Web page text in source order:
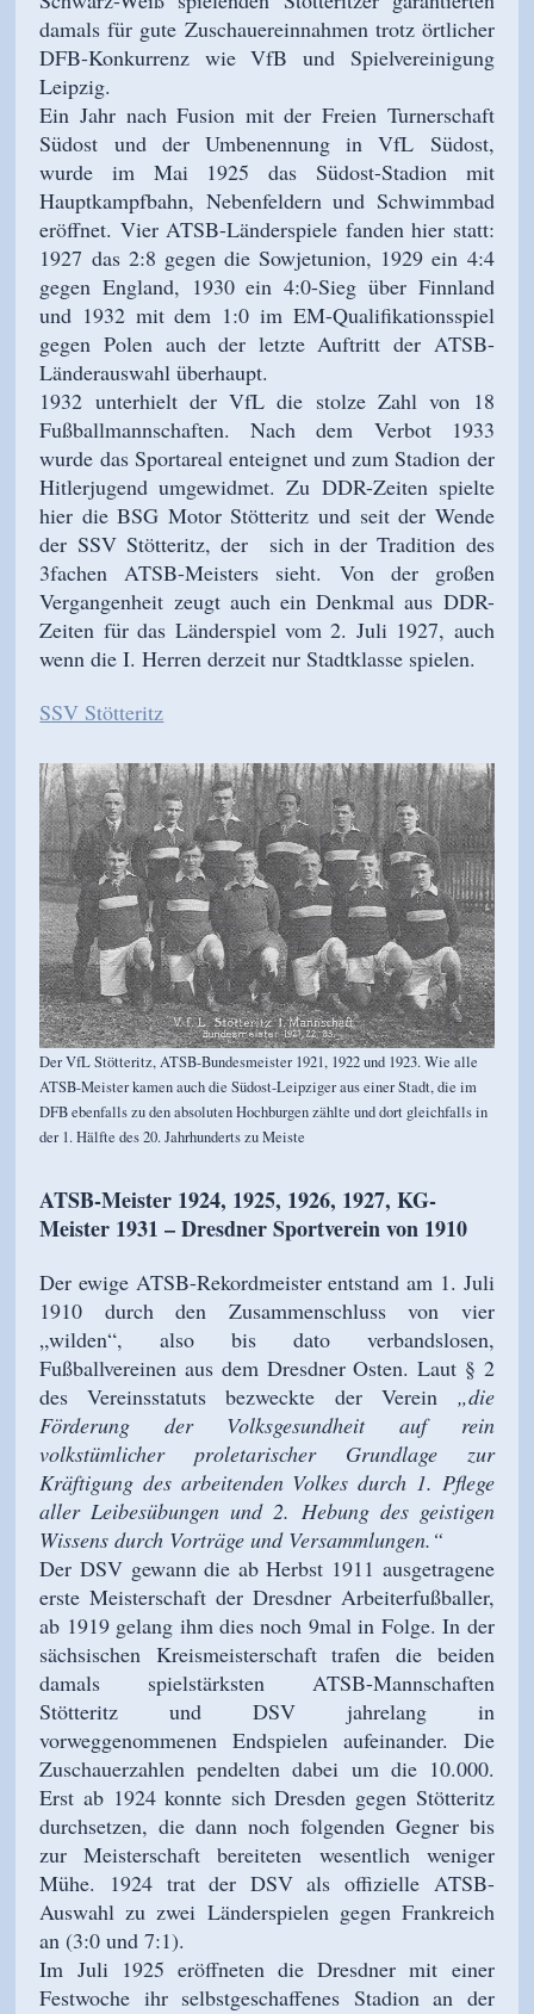
damals für gute Zuschauereinnahmen trotz örtlicher
DFB-Konkurrenz wie VfB und Spielvereinigung
Leipzig.
Ein Jahr nach Fusion mit der Freien Turnerschaft
Südost und der Umbenennung in VfL Südost,
wurde im Mai 1925 das Südost-Stadion mit
Hauptkampfbahn, Nebenfeldern und Schwimmbad
eröffnet. Vier ATSB-Länderspiele fanden hier statt:
1927 das 2:8 gegen die Sowjetunion, 1929 ein 4:4
gegen England, 1930 ein 4:0-Sieg über Finnland
und 1932 mit dem 1:0 im EM-Qualifikationsspiel
gegen Polen auch der letzte Auftritt der ATSB-
Länderauswahl überhaupt.
1932 unterhielt der VfL die stolze Zahl von 18
Fußballmannschaften. Nach dem Verbot 1933
wurde das Sportareal enteignet und zum Stadion der
Hitlerjugend umgewidmet. Zu DDR-Zeiten spielte
hier die BSG Motor Stötteritz und seit der Wende
der SSV Stötteritz, der sich in der Tradition des
3fachen ATSB-Meisters sieht. Von der großen
Vergangenheit zeugt auch ein Denkmal aus DDR-
Zeiten für das Länderspiel vom 2. Juli 1927, auch
wenn die I. Herren derzeit nur Stadtklasse spielen.
SSV Stötteritz
Der VfL Stötteritz, ATSB-Bundesmeister 1921, 1922 und 1923. Wie alle
ATSB-Meister kamen auch die Südost-Leipziger aus einer Stadt, die im
DFB ebenfalls zu den absoluten Hochburgen zählte und dort gleichfalls in
der 1. Hälfte des 20. Jahrhunderts zu Meiste
ATSB-Meister 1924, 1925, 1926, 1927, KG-
Meister 1931 – Dresdner Sportverein von 1910
Der ewige ATSB-Rekordmeister entstand am 1. Juli
1910 durch den Zusammenschluss von vier
„wilden“, also bis dato verbandslosen,
Fußballvereinen aus dem Dresdner Osten. Laut § 2
des Vereinsstatuts bezweckte der Verein „die
Förderung der Volksgesundheit auf rein
volkstümlicher proletarischer Grundlage zur
Kräftigung des arbeitenden Volkes durch 1. Pflege
aller Leibesübungen und 2. Hebung des geistigen
Wissens durch Vorträge und Versammlungen.“
Der DSV gewann die ab Herbst 1911 ausgetragene
erste Meisterschaft der Dresdner Arbeiterfußballer,
ab 1919 gelang ihm dies noch 9mal in Folge. In der
sächsischen Kreismeisterschaft trafen die beiden
damals spielstärksten ATSB-Mannschaften
Stötteritz und DSV jahrelang in
vorweggenommenen Endspielen aufeinander. Die
Zuschauerzahlen pendelten dabei um die 10.000.
Erst ab 1924 konnte sich Dresden gegen Stötteritz
durchsetzen, die dann noch folgenden Gegner bis
zur Meisterschaft bereiteten wesentlich weniger
Mühe. 1924 trat der DSV als offizielle ATSB-
Auswahl zu zwei Länderspielen gegen Frankreich
an (3:0 und 7:1).
Im Juli 1925 eröffneten die Dresdner mit einer
Festwoche ihr selbstgeschaffenes Stadion an der